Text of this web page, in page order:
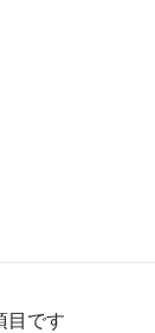
目です